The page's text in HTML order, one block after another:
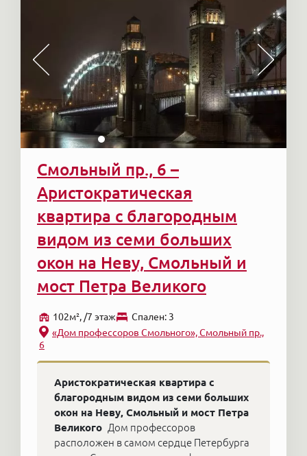
Смольный пр., 6 –
Аристократическая
квартира с благородным
видом из семи больших
окон на Неву, Смольный и
мост Петра Великого
102м², /7 этаж
Cпален: 3
«Дом профессоров Смольного», Смольный пр.,
6
Аристократическая квартира с
благородным видом из семи больших
окон на Неву, Смольный и мост Петра
Великого Дом профессоров
расположен в самом сердце Петербурга